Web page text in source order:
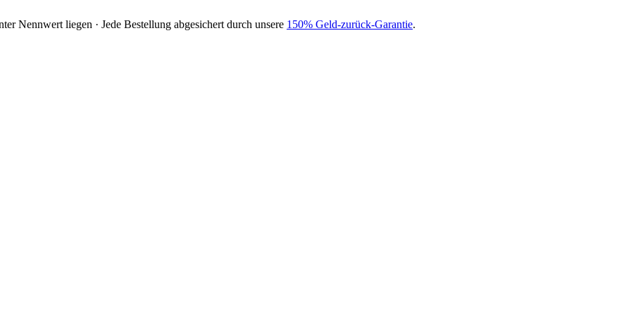
Nennwert liegen · Jede Bestellung abgesichert durch unsere 150% Geld-zurück-Garantie.